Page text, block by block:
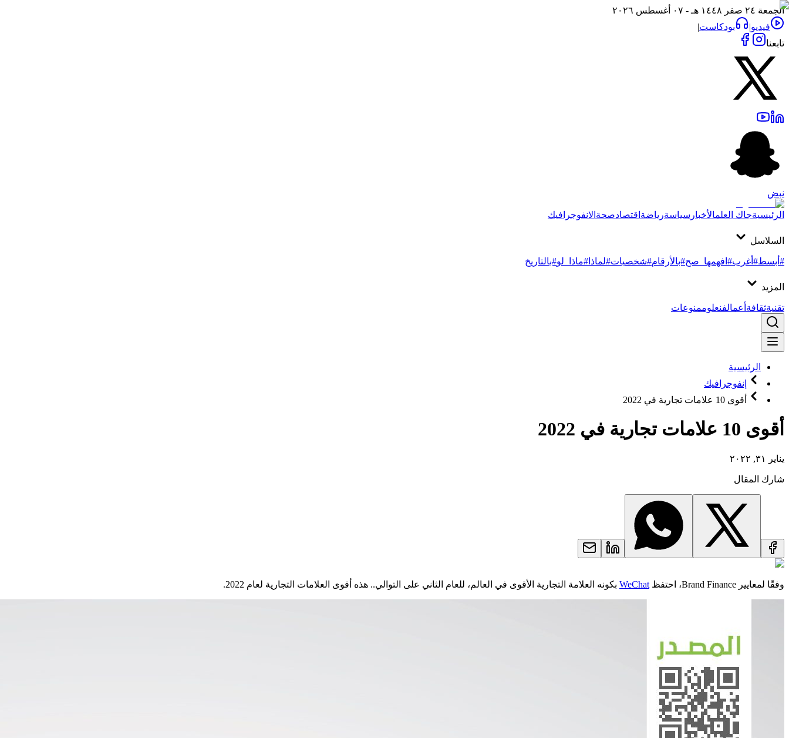
الجمعة ٢٤ صفر ١٤٤٨ هـ - ٠٧ أغسطس ٢٠٢٦
فيديو| بودكاست|
تابعنا
نبض
الرئيسيةجاك العلمالأخبار سياسةرياضة اقتصادصحة الانفوجرافيك
السلاسل
#أبسط#أغرب#افهمها_صح#بالأرقام#شخصيات#لماذا #ماذا_لو#بالتاريخ
المزيد
تقنيةثقافة أعمالفنعلوممنوعات
الرئيسية
إنفوجرافيك
أقوى 10 علامات تجارية في 2022
أقوى 10 علامات تجارية في 2022
يناير ٣١, ٢٠٢٢
شارك المقال
وفقًا لمعايير Brand Finance، احتفظ WeChat بكونه العلامة التجارية الأقوى في العالم، للعام الثاني على التوالي.. هذه أقوى العلامات التجارية لعام 2022.